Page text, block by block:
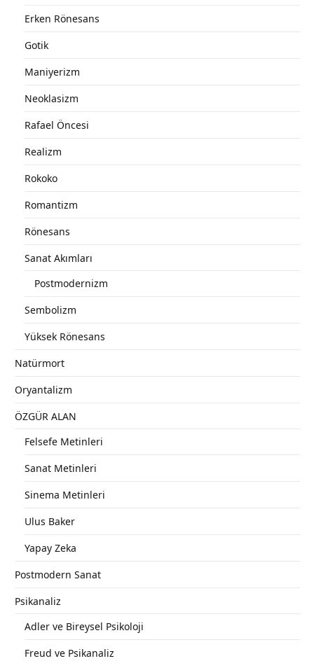
Erken Rönesans
Gotik
Maniyerizm
Neoklasizm
Rafael Öncesi
Realizm
Rokoko
Romantizm
Rönesans
Sanat Akımları
Postmodernizm
Sembolizm
Yüksek Rönesans
Natürmort
Oryantalizm
ÖZGÜR ALAN
Felsefe Metinleri
Sanat Metinleri
Sinema Metinleri
Ulus Baker
Yapay Zeka
Postmodern Sanat
Psikanaliz
Adler ve Bireysel Psikoloji
Freud ve Psikanaliz